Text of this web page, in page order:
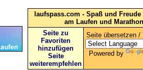
laufspass.com - Spaß und
am Laufen und Marathon
Seite zu
Favoriten
hinzufügen
Seite
weiterempfehlen
Seite übersetzen /
Powered by